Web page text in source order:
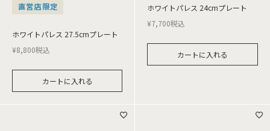
直営店限定
ホワイトパレス 27.5cmプレート
¥8,800税込
カートに入れる
ホワイトパレス 24cmプレート
¥7,700税込
カートに入れる